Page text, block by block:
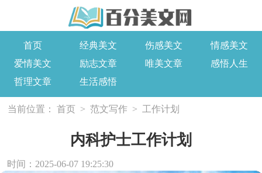
首页 经典美文 伤感美文
情感美文
爱情美文
励志文章 唯美文章
感悟人生
哲理文章
生活感悟
当前位置： 首页 > 范文写作 > 工作计划
内科护士工作计划
时间：2025-06-07 19:25:30